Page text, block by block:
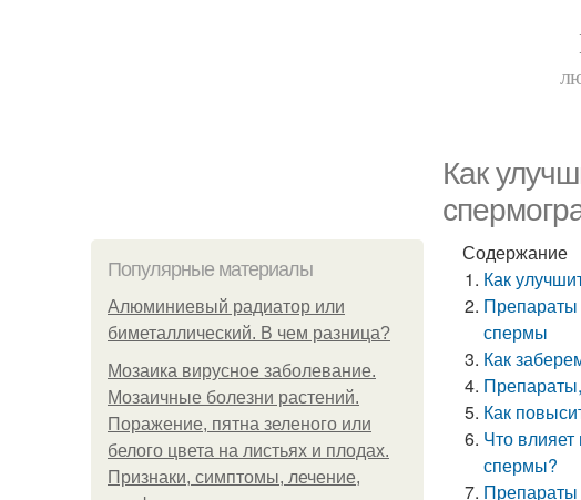
Как
Популярные материалы
Алюминиевый радиатор или
биметаллический. В чем разница?
Мозаика вирусное заболевание.
Мозаичные болезни растений.
Поражение, пятна зеленого или
белого цвета на листьях и плодах.
Признаки, симптомы, лечение,
Содержание
Как
спермы
Как
Как
Что
спермы?
Препараты